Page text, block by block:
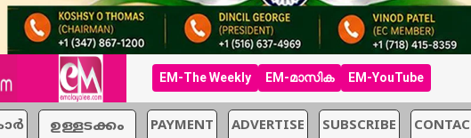
EM-The Weekly EM-മാസിക EM-YouTube
ഉള്ളടക്കം PAYMENT ADVERTISE SUBSCRIBE